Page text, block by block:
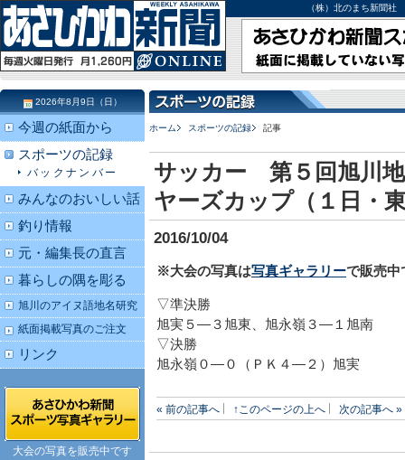
（株）北のまち新聞
ホーム スポーツの記録 記事
サッカー 第５回旭川
ヤーズカップ（１日・
2016/10/04
※大会の写真は写真ギャラリーで販売中
▽準決勝
旭実５―３旭東、旭永嶺３―１旭南
▽決勝
旭永嶺０―０（ＰＫ４―２）旭実
« 前の記事へ ↑このページの上へ 次の記事へ »
2026年8月9日（日）
今週の紙面から
スポーツの記録
バックナンバー
みんなのおいしい話
釣り情報
元・編集長の直言
暮らしの隅を彫る
旭川のアイヌ語地名研究
紙面掲載写真のご注文
リンク
大会の写真を販売中です